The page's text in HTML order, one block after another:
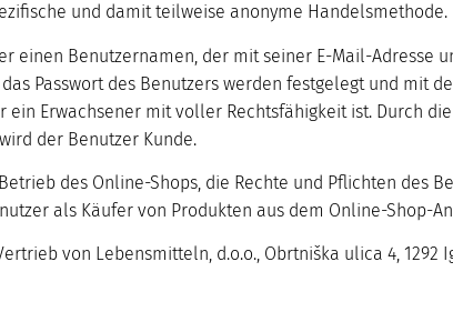
und damit teilweise anonyme Handelsmethode.
einen Benutzernamen, der mit seiner E-Mail-Adresse
Passwort des Benutzers werden festgelegt und mit
Erwachsener mit voller Rechtsfähigkeit ist. Durch
der Benutzer Kunde.
des Online-Shops, die Rechte und Pflichten des
als Käufer von Produkten aus dem Online-Shop-
von Lebensmitteln, d.o.o., Obrtniška ulica 4, 1292